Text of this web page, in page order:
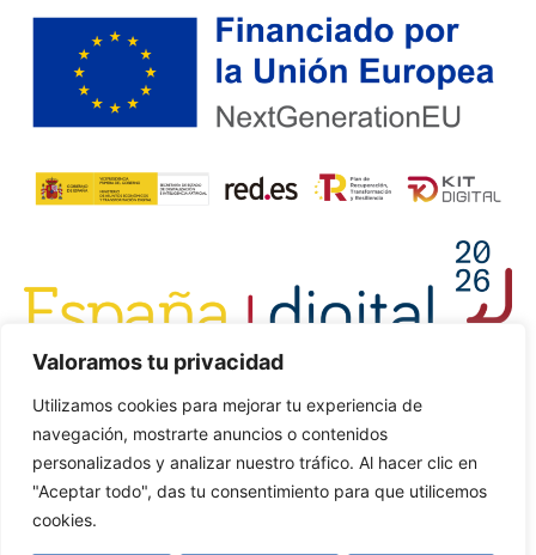
Valoramos tu privacidad
Utilizamos cookies para mejorar tu experiencia de
navegación, mostrarte anuncios o contenidos
personalizados y analizar nuestro tráfico. Al hacer clic en
"Aceptar todo", das tu consentimiento para que utilicemos
cookies.